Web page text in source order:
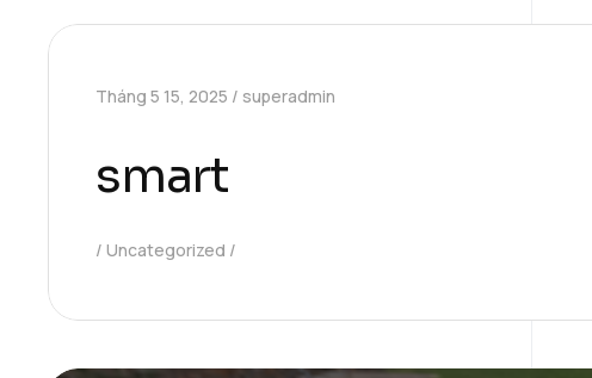
Tháng 5 15, 2025 superadmin
smart
Uncategorized